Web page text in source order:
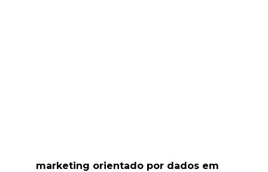
marketing orientado por dados em